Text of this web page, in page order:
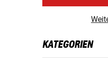
KATEGORIEN